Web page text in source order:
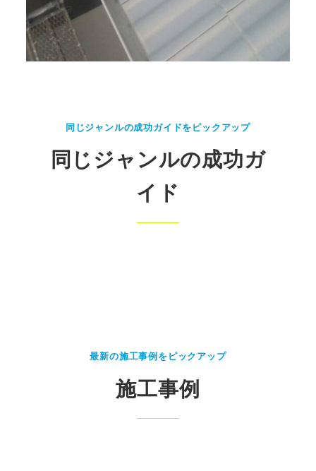
同じジャンルの成功ガイドをピックアップ
同じジャンルの成功ガ
イド
最新の施工事例をピックアップ
施工事例